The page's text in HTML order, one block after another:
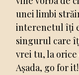
unei limbi
interenetul îți
singurul care
vrei tu, la
Așada, go for